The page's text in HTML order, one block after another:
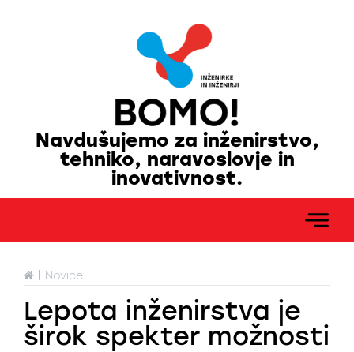
Navdušujemo za inženirstvo,
tehniko, naravoslovje in
inovativnost.
| Novice
Lepota inženirstva je
širok spekter možnosti